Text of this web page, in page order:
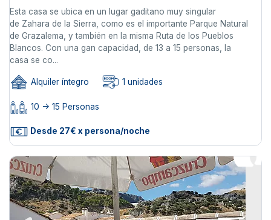
Esta casa se ubica en un lugar gaditano muy singular
de Zahara de la Sierra, como es el importante Parque Natural
de Grazalema, y también en la misma Ruta de los Pueblos
Blancos. Con una gan capacidad, de 13 a 15 personas, la
casa se co...
Alquiler íntegro 1 unidades
10 -> 15 Personas
Desde 27€ x persona/noche